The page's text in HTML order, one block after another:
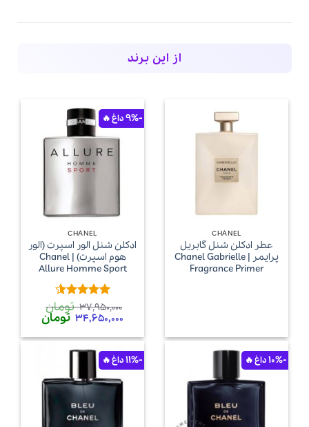
از این برند
CHANEL
عطر ادکلن شنل گابریل
پرایمر | Chanel Gabrielle
Fragrance Primer
-9%
CHANEL
ادکلن شنل الور اسپرت (الور
هوم اسپرت) | Chanel
Allure Homme Sport
امتیاز4.5
از 5
37,950,000 تومان
قیمت
اصلی
37,950,000 تومان
بود.
34,650,000 تومان
است.
-10%
-11%